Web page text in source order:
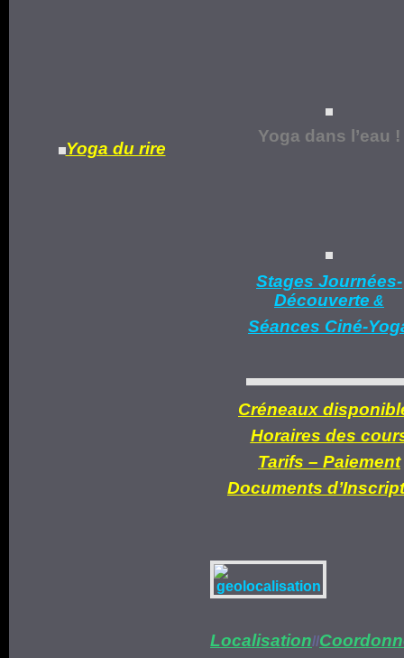
Yoga du rire
Yoga dans l’eau !
Stages Journées-
Découverte &
Séances Ciné-
Créneaux
Horaires des
Tarifs – Paiement
Documents d’
Localisation//